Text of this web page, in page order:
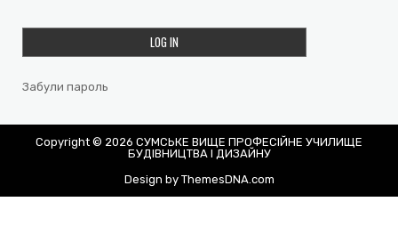
Забули пароль
Copyright © 2026 СУМСЬКЕ ВИЩЕ ПРОФЕСІЙНЕ УЧИЛИЩЕ
БУДІВНИЦТВА І ДИЗАЙНУ
Design by ThemesDNA.com